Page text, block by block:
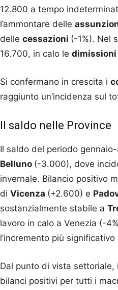
12.800 a tempo
l’ammontare delle
delle cessazioni (-1%). Nel
16.700, in calo le dimissioni
Si confermano in crescita i
raggiunto un’incidenza sul
Il saldo nelle Province
Il saldo del periodo
Belluno (-3.000), dove
invernale. Bilancio positivo
di Vicenza (+2.600) e
sostanzialmente stabile a
lavoro in calo a Venezia (-
l’incremento più significativo
Dal punto di vista settoriale,
bilanci positivi per tutti i